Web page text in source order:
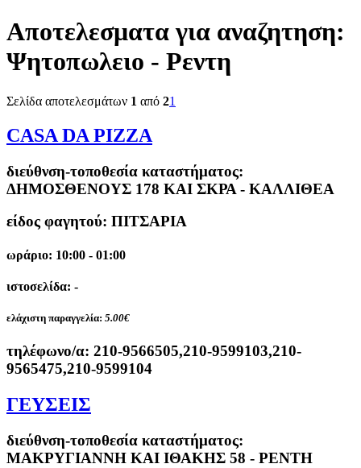
Αποτελεσματα για αναζητηση:
Ψητοπωλειο - Ρεντη
Σελίδα αποτελεσμάτων 1 από 21
CASA DA PIZZA
διεύθνση-τοποθεσία καταστήματος:
ΔΗΜΟΣΘΕΝΟΥΣ 178 ΚΑΙ ΣΚΡΑ - ΚΑΛΛΙΘΕΑ
είδος φαγητού: ΠΙΤΣΑΡΙΑ
ωράριο: 10:00 - 01:00
ιστοσελίδα: -
ελάχιστη παραγγελία: 5.00€
τηλέφωνο/α: 210-9566505,210-9599103,210-
9565475,210-9599104
ΓΕΥΣΕΙΣ
διεύθνση-τοποθεσία καταστήματος:
ΜΑΚΡΥΓΙΑΝΝΗ ΚΑΙ ΙΘΑΚΗΣ 58 - ΡΕΝΤΗ